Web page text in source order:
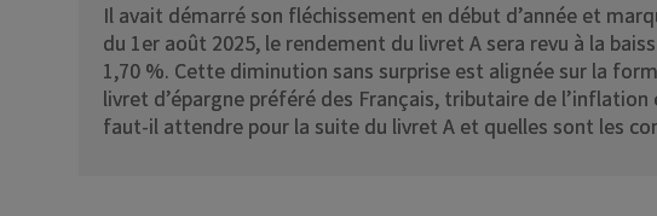
Il avait démarré son fléchissement en début d’année et
du 1er août 2025, le rendement du livret A sera revu à la
1,70 %. Cette diminution sans surprise est alignée sur la
livret d’épargne préféré des Français, tributaire de
faut-il attendre pour la suite du livret A et quelles sont les